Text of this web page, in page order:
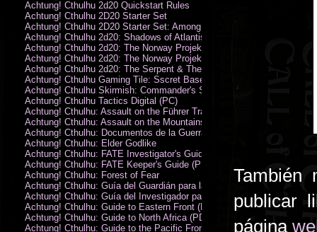
También
publicar
página
Achtung! Cthulhu 2d20 Quickstart Rules
Achtung! Cthulhu 2D20 Starter Set
Achtung! Cthulhu 2D20 Starter Set: Among the Wolves (PDF)
Achtung! Cthulhu 2d20: Shadows of Atlantis
Achtung! Cthulhu 2d20: The Norway Projekt
Achtung! Cthulhu 2d20: The Norway Projekt (PDF)
Achtung! Cthulhu 2d20: The Serpent & The Sands
Achtung! Cthulhu Gaming Tile: Sscret Base & Icy Ruins
Achtung! Cthulhu Skirmish: Commander's Set
Achtung! Cthulhu Tactics Digital (PC)
Achtung! Cthulhu: Assault on the Führer Train
Achtung! Cthulhu: Assault on the Mountains of Madness
Achtung! Cthulhu: Documentos de la Guerra Secreta
Achtung! Cthulhu: Elder Godlike
Achtung! Cthulhu: FATE Investigator's Guide (PDF)
Achtung! Cthulhu: FATE Keeper's Guide (PDF)
Achtung! Cthulhu: Forest of Fear
Achtung! Cthulhu: Guía del Guardián para la Guerra Secreta
Achtung! Cthulhu: Guía del Investigador para la Guerra Secreta
Achtung! Cthulhu: Guide to Eastern Front (PDF)
Achtung! Cthulhu: Guide to North Africa (PDF)
Achtung! Cthulhu: Guide to the Pacific Front